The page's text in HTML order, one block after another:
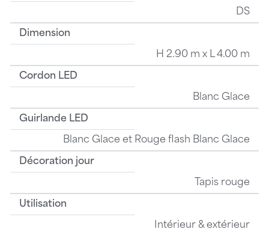
DS
Dimension
H 2.90 m x L 4.00 m
Cordon LED
Blanc Glace
Guirlande LED
Blanc Glace et Rouge flash Blanc Glace
Décoration jour
Tapis rouge
Utilisation
Intérieur & extérieur